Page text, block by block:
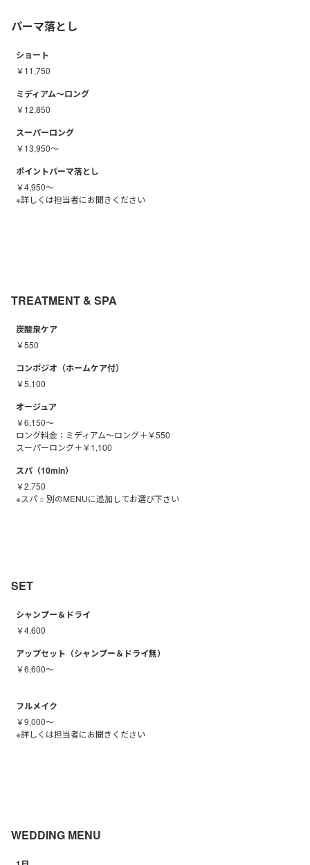
パーマ落とし
ショート
￥11,750
ミディアム～ロング
￥12,850
スーパーロング
￥13,950～
ポイントパーマ落とし
￥4,950～
※詳しくは担当者にお聞きください
TREATMENT & SPA
炭酸泉ケア
￥550
コンポジオ（ホームケア付）
￥5,100
オージュア
￥6,150〜
ロング料金：ミディアム〜ロング＋￥550
スーパーロング＋￥1,100
スパ（10min）
￥2,750
※スパ = 別のMENUに追加してお選び下さい
SET
シャンプー＆ドライ
￥4,600
アップセット（シャンプー＆ドライ無）
￥6,600～
フルメイク
￥9,000～
※詳しくは担当者にお聞きください
WEDDING MENU